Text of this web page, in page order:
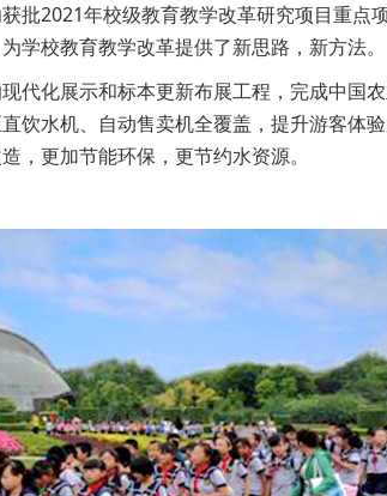
批2021年校级教育教学改革研究项目重点
学校教育教学改革提供了新思路，新方法。
化展示和标本更新布展工程，完成中国
饮水机、自动售卖机全覆盖，提升游客体
，更加节能环保，更节约水资源。